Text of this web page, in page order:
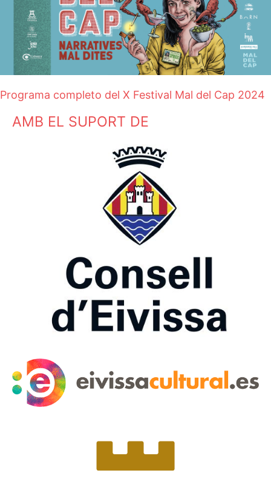
Programa completo del X Festival Mal del Cap 2024
AMB EL SUPORT DE